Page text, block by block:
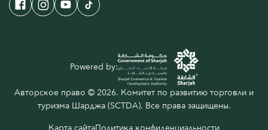
Авторское право © 2026. Комитет по развитию торговли и
туризма Шарджа (SCTDA). Все права защищены.
Powered by: